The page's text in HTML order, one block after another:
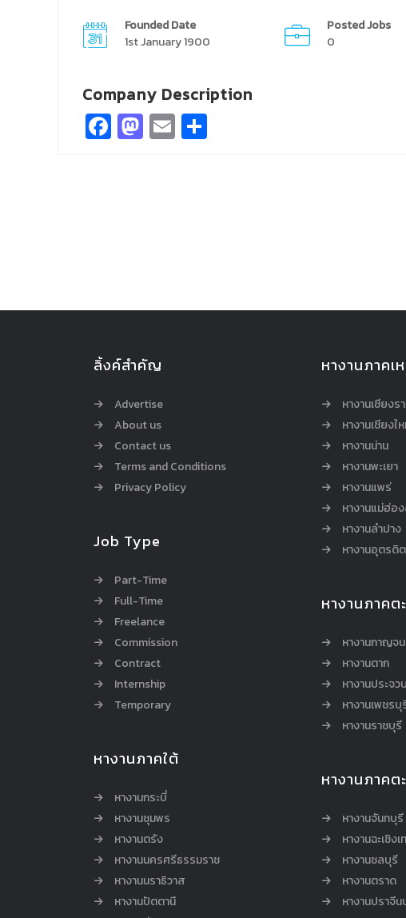
Founded Date
1st January 1900
Posted Jobs
0
Company Description
Facebook
Mastodon
Email
ลิ้งค์สำคัญ
Advertise
About us
Contact us
Terms and Conditions
Privacy Policy
Job Type
Part-Time
Full-Time
Freelance
Commission
Contract
Internship
Temporary
หางานภาคใต้
หางานกระบี่
หางานชุมพร
หางานตรัง
หางานนครศรีธรรมราช
หางานนราธิวาส
หางานปัตตานี
หางานภาคเ
หางานเชียงร
หางานเชียงใ
หางานน่าน
หางานพะเยา
หางานแพร่
หางานแม่ฮ่อ
หางานลำปาง
หางานอุตรดิ
หางานภาคต
หางานกาญจ
หางานตาก
หางานประจ
หางานเพชรบุ
หางานราชบุรี
หางานภาคต
หางานจันทบุรี
หางานฉะเชิงเ
หางานชลบุรี
หางานตราด
หางานปราจี